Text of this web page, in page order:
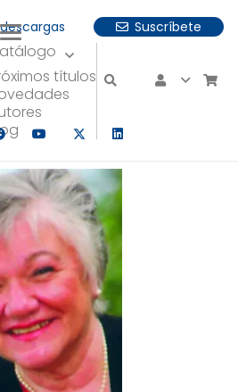
Suscríbete
títulos
puedes utilizar las